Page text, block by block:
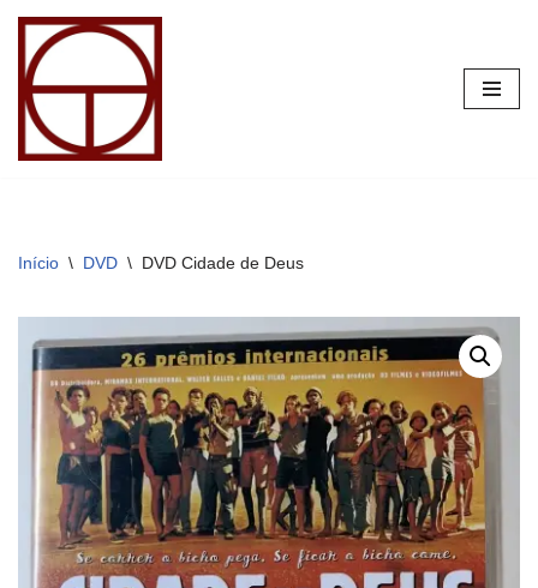
Pular
para
conteúdo
Início \ DVD \ DVD Cidade de Deus